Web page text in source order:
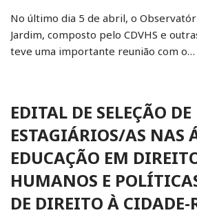
No último dia 5 de abril, o
Jardim, composto pelo CDVHS e
teve uma importante reunião com o…
EDITAL DE SELEÇÃO DE
ESTAGIÁRIOS/AS NAS
EDUCAÇÃO EM
HUMANOS E
DE DIREITO À CIDADE-